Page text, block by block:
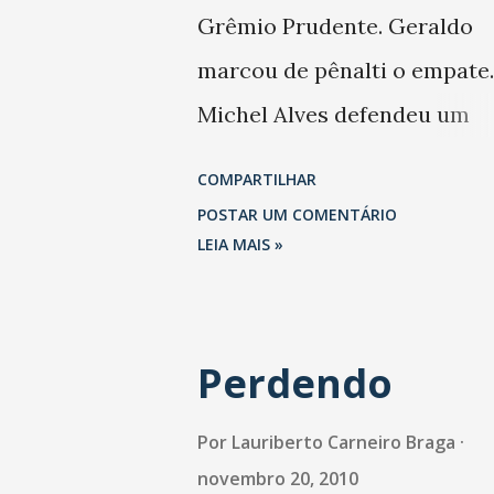
Grêmio Prudente. Geraldo
marcou de pênalti o empate.
Michel Alves defendeu um
jogos. Continua em 12° lugar
agora com 46 pontos. João
decidida contra o Atlético
domingo.
COMPARTILHAR
POSTAR UM COMENTÁRIO
LEIA MAIS »
Perdendo
Por Lauriberto Carneiro Braga
novembro 20, 2010